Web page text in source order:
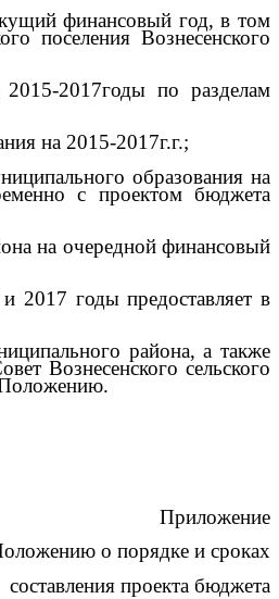
финансовый год, в том
поселения Вознесенского
2015-2017годы по разделам
на 2015-2017г.г.;
образования на
с проектом бюджета
на очередной финансовый
2017 годы предоставляет в
района, а также
Вознесенского сельского
Положению.
Приложение
о порядке и сроках
составления проекта бюджета